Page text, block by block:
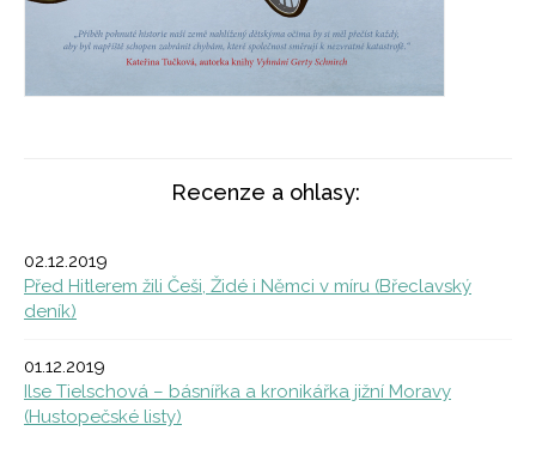
Recenze a ohlasy:
02.12.2019
Před Hitlerem žili Češi, Židé i Němci v míru (Břeclavský
deník)
01.12.2019
Ilse Tielschová – básnířka a kronikářka jižní Moravy
(Hustopečské listy)